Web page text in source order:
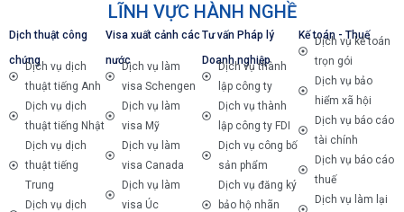
LĨNH VỰC HÀNH NGHỀ
Dịch thuật công
chứngDịch vụ dịch
thuật tiếng Anh
Dịch vụ dịch
thuật tiếng Nhật
Dịch vụ dịch
thuật tiếng
Trung
Dịch vụ dịch
Visa xuất cảnh các
nướcDịch vụ làm
visa Schengen
Dịch vụ làm
visa Mỹ
Dịch vụ làm
visa Canada
Dịch vụ làm
visa Úc
Tư vấn Pháp lý
Doanh nghiệp
Dịch vụ thành
lập công ty
Dịch vụ thành
lập công ty FDI
Dịch vụ công bố
sản phẩm
Dịch vụ đăng ký
bảo hộ nhãn
Kế toán - Thuế
Dịch vụ kế toán
trọn gói
Dịch vụ bảo
hiểm xã hội
Dịch vụ báo cáo
tài chính
Dịch vụ báo cáo
thuế
Dịch vụ làm lại